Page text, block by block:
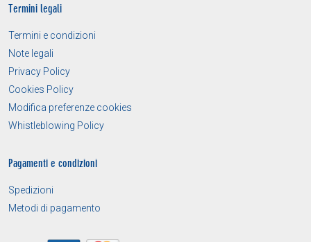
Termini legali
Termini e condizioni
Note legali
Privacy Policy
Cookies Policy
Modifica preferenze cookies
Whistleblowing Policy
Pagamenti e condizioni
Spedizioni
Metodi di pagamento